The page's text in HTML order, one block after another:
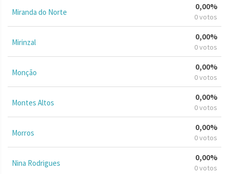
Miranda do Norte
0,00%
0 votos
Mirinzal
0,00%
0 votos
Monção
0,00%
0 votos
Montes Altos
0,00%
0 votos
Morros
0,00%
0 votos
Nina Rodrigues
0,00%
0 votos